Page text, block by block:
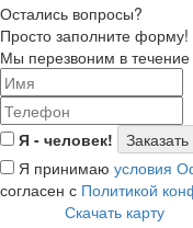
Остались вопросы?
Просто заполните форму!
Мы перезвоним в
Я - человек!
Я принимаю условия
согласен с Политикой
Скачать карту